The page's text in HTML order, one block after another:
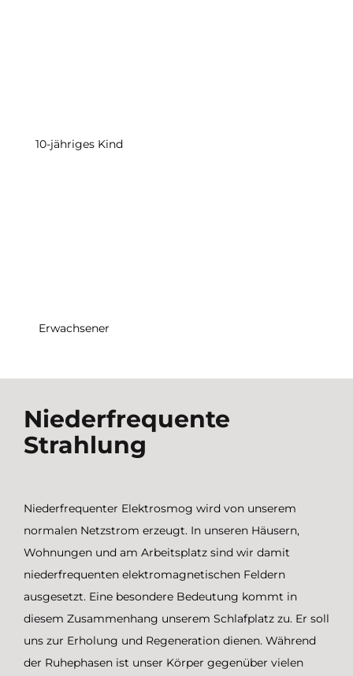
10-jähriges Kind
Erwachsener
Niederfrequente
Strahlung
Niederfrequenter Elektrosmog wird von unserem
normalen Netzstrom erzeugt. In unseren Häusern,
Wohnungen und am Arbeitsplatz sind wir damit
niederfrequenten elektromagnetischen Feldern
ausgesetzt. Eine besondere Bedeutung kommt in
diesem Zusammenhang unserem Schlafplatz zu. Er soll
uns zur Erholung und Regeneration dienen. Während
der Ruhephasen ist unser Körper gegenüber vielen